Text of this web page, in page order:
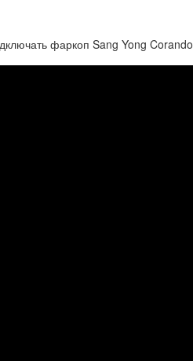
фаркоп Sang Yong Corando